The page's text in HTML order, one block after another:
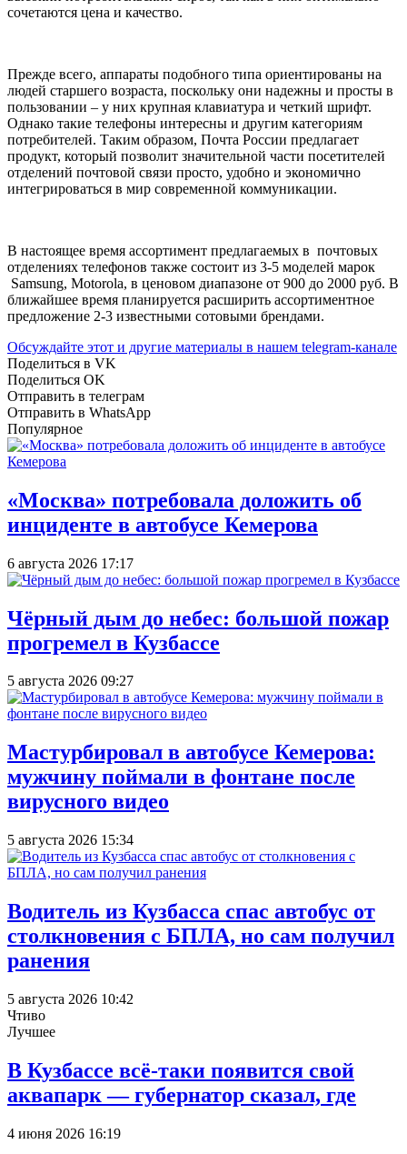
сочетаются цена и качество.
Прежде всего, аппараты подобного типа ориентированы на
людей старшего возраста, поскольку они надежны и просты в
пользовании – у них крупная клавиатура и четкий шрифт.
Однако такие телефоны интересны и другим категориям
потребителей. Таким образом, Почта России предлагает
продукт, который позволит значительной части посетителей
отделений почтовой связи просто, удобно и экономично
интегрироваться в мир современной коммуникации.
В настоящее время ассортимент предлагаемых в почтовых
отделениях телефонов также состоит из 3-5 моделей марок
Samsung, Motorola, в ценовом диапазоне от 900 до 2000 руб. В
ближайшее время планируется расширить ассортиментное
предложение 2-3 известными сотовыми брендами.
Обсуждайте этот и другие материалы в нашем telegram-канале
Поделиться в VK
Поделиться OK
Отправить в телеграм
Отправить в WhatsApp
Популярное
«Москва» потребовала доложить об
инциденте в автобусе Кемерова
6 августа 2026 17:17
Чёрный дым до небес: большой пожар
прогремел в Кузбассе
5 августа 2026 09:27
Мастурбировал в автобусе Кемерова:
мужчину поймали в фонтане после
вирусного видео
5 августа 2026 15:34
Водитель из Кузбасса спас автобус от
столкновения с БПЛА, но сам получил
ранения
5 августа 2026 10:42
Чтиво
Лучшее
В Кузбассе всё-таки появится свой
аквапарк — губернатор сказал, где
4 июня 2026 16:19